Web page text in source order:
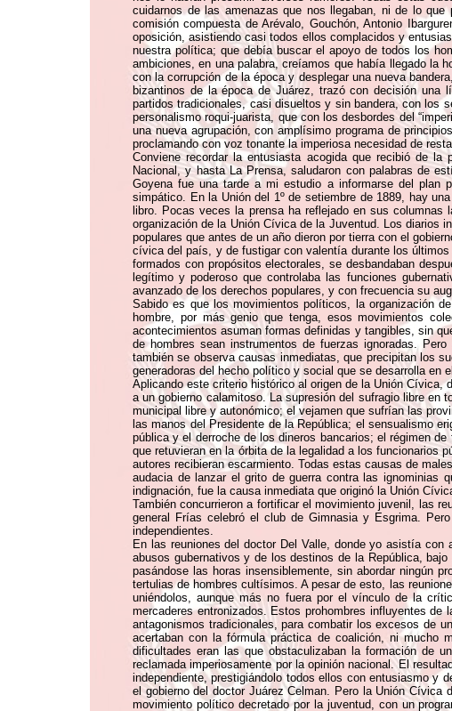
cuidarnos de las amenazas que nos llegaban, ni de lo
comisión compuesta de Arévalo, Gouchón, Antonio
oposición, asistiendo casi todos ellos complacidos y
nuestra política; que debía buscar el apoyo de todos los
ambiciones, en una palabra, creíamos que había llegado la
con la corrupción de la época y desplegar una nueva
bizantinos de la época de Juárez, trazó con decisión una
partidos tradicionales, casi disueltos y sin bandera, con los
personalismo roqui-juarista, que con los desbordes del
una nueva agrupación, con amplísimo programa de
proclamando con voz tonante la imperiosa necesidad de
Conviene recordar la entusiasta acogida que recibió de
Nacional, y hasta La Prensa, saludaron con palabras de
Goyena fue una tarde a mi estudio a informarse del plan
simpático. En la Unión del 1º de setiembre de 1889, hay
libro. Pocas veces la prensa ha reflejado en sus
organización de la Unión Cívica de la Juventud. Los diarios
populares que antes de un año dieron por tierra con el
cívica del país, y de fustigar con valentía durante los
formados con propósitos electorales, se desbandaban
legítimo y poderoso que controlaba las funciones
avanzado de los derechos populares, y con frecuencia su
Sabido es que los movimientos políticos, la organización
hombre, por más genio que tenga, esos movimientos
acontecimientos asuman formas definidas y tangibles, sin
de hombres sean instrumentos de fuerzas ignoradas.
también se observa causas inmediatas, que precipitan los
generadoras del hecho político y social que se desarrolla en
Aplicando este criterio histórico al origen de la Unión Cívica,
a un gobierno calamitoso. La supresión del sufragio libre en
municipal libre y autonómico; el vejamen que sufrían las
las manos del Presidente de la República; el sensualismo
pública y el derroche de los dineros bancarios; el régimen
que retuvieran en la órbita de la legalidad a los funcionarios
autores recibieran escarmiento. Todas estas causas de
audacia de lanzar el grito de guerra contra las ignominias
indignación, fue la causa inmediata que originó la Unión
También concurrieron a fortificar el movimiento juvenil, las
general Frías celebró el club de Gimnasia y Esgrima.
independientes.
En las reuniones del doctor Del Valle, donde yo asistía
abusos gubernativos y de los destinos de la República,
pasándose las horas insensiblemente, sin abordar ningún
tertulias de hombres cultísimos. A pesar de esto, las
uniéndolos, aunque más no fuera por el vínculo de la
mercaderes entronizados. Estos prohombres influyentes
antagonismos tradicionales, para combatir los excesos de
acertaban con la fórmula práctica de coalición, ni mucho
dificultades eran las que obstaculizaban la formación de
reclamada imperiosamente por la opinión nacional. El
independiente, prestigiándolo todos ellos con entusiasmo y
el gobierno del doctor Juárez Celman. Pero la Unión
movimiento político decretado por la juventud, con un